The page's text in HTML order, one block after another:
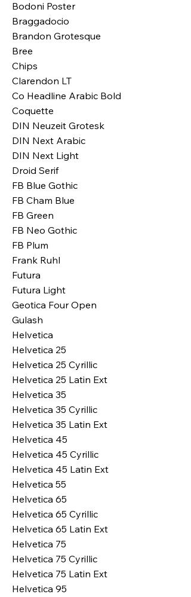
Bodoni Poster
Braggadocio
Brandon Grotesque
Bree
Chips
Clarendon LT
Co Headline Arabic Bold
Coquette
DIN Neuzeit Grotesk
DIN Next Arabic
DIN Next Light
Droid Serif
FB Blue Gothic
FB Cham Blue
FB Green
FB Neo Gothic
FB Plum
Frank Ruhl
Futura
Futura Light
Geotica Four Open
Gulash
Helvetica
Helvetica 25
Helvetica 25 Cyrillic
Helvetica 25 Latin Ext
Helvetica 35
Helvetica 35 Cyrillic
Helvetica 35 Latin Ext
Helvetica 45
Helvetica 45 Cyrillic
Helvetica 45 Latin Ext
Helvetica 55
Helvetica 65
Helvetica 65 Cyrillic
Helvetica 65 Latin Ext
Helvetica 75
Helvetica 75 Cyrillic
Helvetica 75 Latin Ext
Helvetica 95